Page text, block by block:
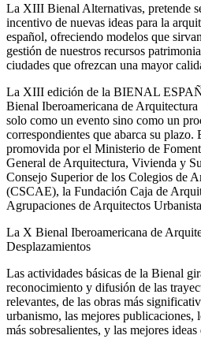
La XIII Bienal Alternativas, pretende
incentivo de nuevas ideas para la
español, ofreciendo modelos que
gestión de nuestros recursos
ciudades que ofrezcan una mayor
La XIII edición de la BIENAL
Bienal Iberoamericana de
solo como un evento sino como un
correspondientes que abarca su plazo.
promovida por el Ministerio de
General de Arquitectura, Vivienda y
Consejo Superior de los Colegios de
(CSCAE), la Fundación Caja de
Agrupaciones de Arquitectos
La X Bienal Iberoamericana de
Desplazamientos
Las actividades básicas de la Bienal
reconocimiento y difusión de las
relevantes, de las obras más
urbanismo, las mejores publicaciones,
más sobresalientes, y las mejores